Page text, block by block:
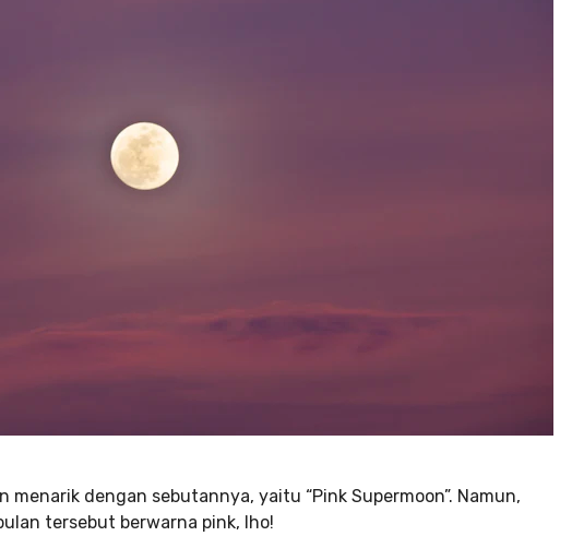
menarik dengan sebutannya, yaitu “Pink Supermoon”. Namun,
tersebut berwarna pink, lho!